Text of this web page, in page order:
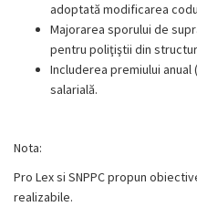
adoptată modificarea
Majorarea sporului de
pentru poliţiştii din
Includerea premiului anual
salarială.
Nota:
Pro Lex si SNPPC propun
realizabile.